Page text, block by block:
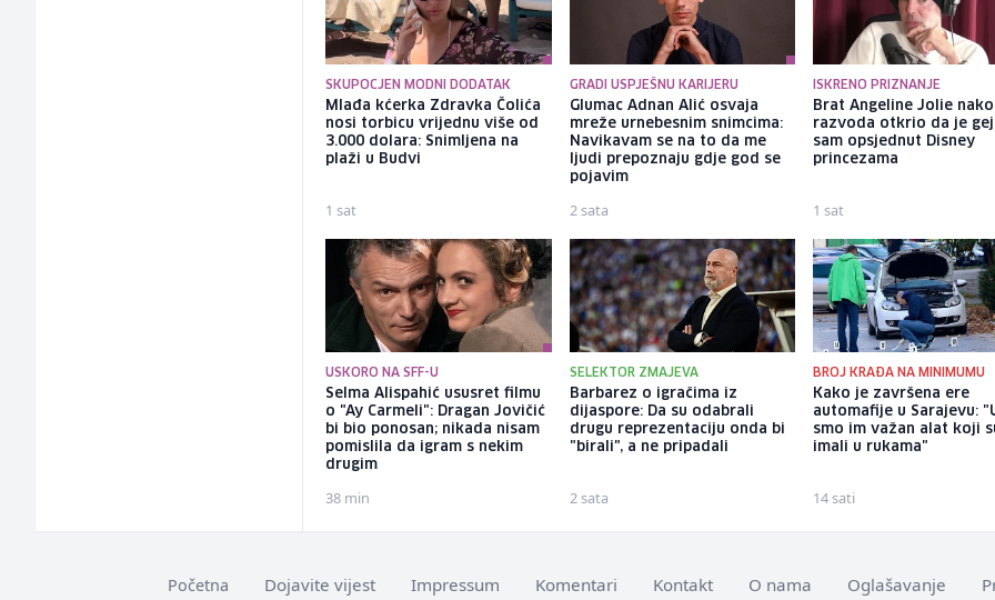
SKUPOCJEN MODNI DODATAK
Mlađa kćerka Zdravka Čolića
nosi torbicu vrijednu više od
3.000 dolara: Snimljena na
plaži u Budvi
1 sat
GRADI USPJEŠNU KARIJERU
Glumac Adnan Alić osvaja
mreže urnebesnim snimcima:
Navikavam se na to da me
ljudi prepoznaju gdje god se
pojavim
2 sata
ISKRENO PRIZNANJE
Brat Angeline Jolie
razvoda otkrio da je
sam opsjednut Disney
princezama
1 sat
USKORO NA SFF-U
Selma Alispahić ususret filmu
o "Ay Carmeli": Dragan Jovičić
bi bio ponosan; nikada nisam
pomislila da igram s nekim
drugim
38 min
SELEKTOR ZMAJEVA
Barbarez o igračima iz
dijaspore: Da su odabrali
drugu reprezentaciju onda bi
"birali", a ne pripadali
2 sata
BROJ KRAĐA NA MINIMUMU
Kako je završena ere
automafije u Sarajevu:
smo im važan alat koji
imali u rukama"
14 sati
Početna Dojavite vijest Impressum Komentari Kontakt O nama Oglašavanje